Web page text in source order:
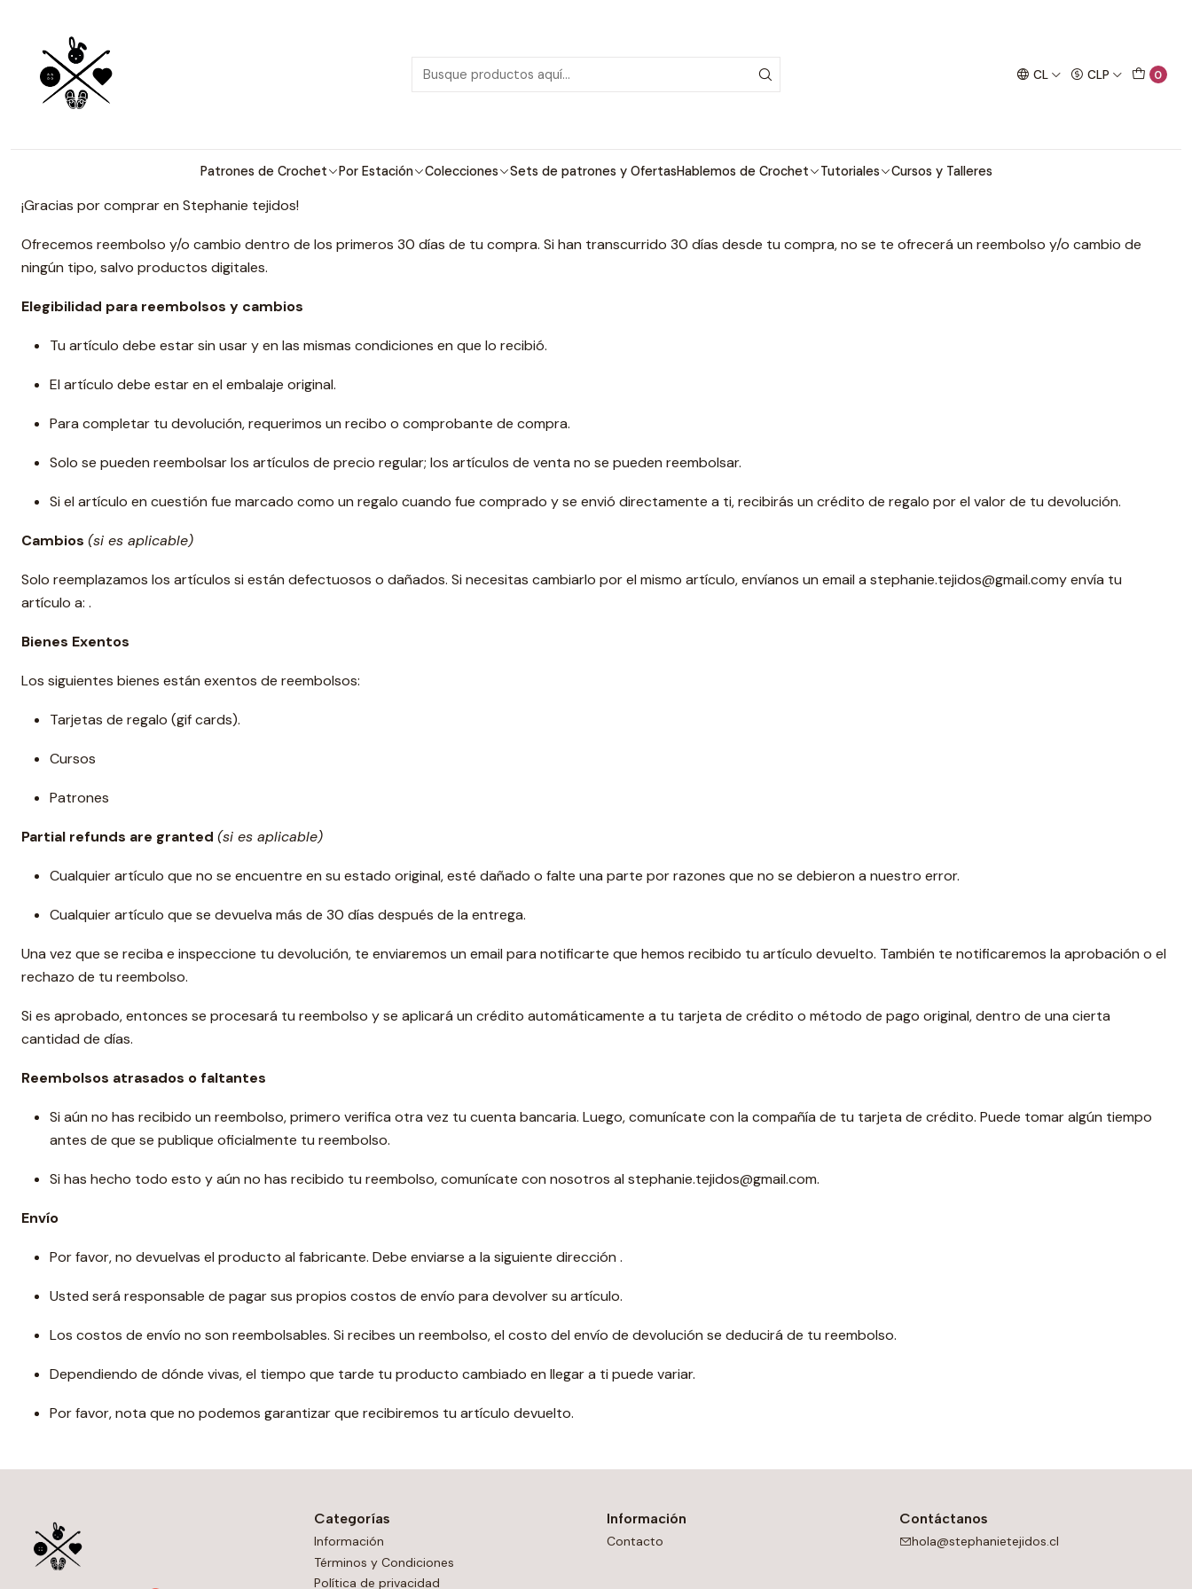
CL CLP 0
Patrones de Crochet Por Estación Colecciones Sets de patrones y OfertasHablemos de Crochet Tutoriales Cursos y Talleres
Inicio Politica de reembolso
¡Gracias por comprar en Stephanie tejidos!
Ofrecemos reembolso y/o cambio dentro de los primeros 30 días de tu compra. Si han transcurrido 30 días desde tu compra, no se te ofrecerá un reembolso y/o cambio de
ningún tipo, salvo productos digitales.
Elegibilidad para reembolsos y cambios
Tu artículo debe estar sin usar y en las mismas condiciones en que lo recibió.
El artículo debe estar en el embalaje original.
Para completar tu devolución, requerimos un recibo o comprobante de compra.
Solo se pueden reembolsar los artículos de precio regular; los artículos de venta no se pueden reembolsar.
Si el artículo en cuestión fue marcado como un regalo cuando fue comprado y se envió directamente a ti, recibirás un crédito de regalo por el valor de tu devolución.
Cambios (si es aplicable)
Solo reemplazamos los artículos si están defectuosos o dañados. Si necesitas cambiarlo por el mismo artículo, envíanos un email a stephanie.tejidos@gmail.comy envía tu
artículo a: .
Bienes Exentos
Los siguientes bienes están exentos de reembolsos:
Tarjetas de regalo (gif cards).
Cursos
Patrones
Partial refunds are granted (si es aplicable)
Cualquier artículo que no se encuentre en su estado original, esté dañado o falte una parte por razones que no se debieron a nuestro error.
Cualquier artículo que se devuelva más de 30 días después de la entrega.
Una vez que se reciba e inspeccione tu devolución, te enviaremos un email para notificarte que hemos recibido tu artículo devuelto. También te notificaremos la aprobación o el
rechazo de tu reembolso.
Si es aprobado, entonces se procesará tu reembolso y se aplicará un crédito automáticamente a tu tarjeta de crédito o método de pago original, dentro de una cierta
cantidad de días.
Reembolsos atrasados ​​o faltantes
Si aún no has recibido un reembolso, primero verifica otra vez tu cuenta bancaria. Luego, comunícate con la compañía de tu tarjeta de crédito. Puede tomar algún tiempo
antes de que se publique oficialmente tu reembolso.
Si has hecho todo esto y aún no has recibido tu reembolso, comunícate con nosotros al stephanie.tejidos@gmail.com.
Envío
Por favor, no devuelvas el producto al fabricante. Debe enviarse a la siguiente dirección .
Usted será responsable de pagar sus propios costos de envío para devolver su artículo.
Los costos de envío no son reembolsables. Si recibes un reembolso, el costo del envío de devolución se deducirá de tu reembolso.
Dependiendo de dónde vivas, el tiempo que tarde tu producto cambiado en llegar a ti puede variar.
Por favor, nota que no podemos garantizar que recibiremos tu artículo devuelto.
Categorías
Información
Términos y Condiciones
Política de privacidad
Información
Contacto
Contáctanos
hola@stephanietejidos.cl